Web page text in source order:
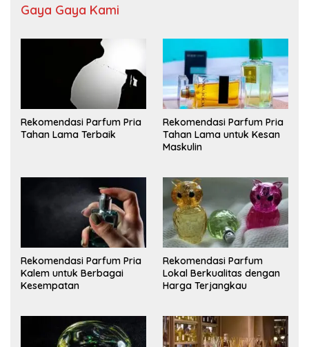
Gaya Gaya Kami
Rekomendasi Parfum Pria
Tahan Lama Terbaik
Rekomendasi Parfum Pria
Tahan Lama untuk Kesan
Maskulin
Rekomendasi Parfum Pria
Kalem untuk Berbagai
Kesempatan
Rekomendasi Parfum
Lokal Berkualitas dengan
Harga Terjangkau